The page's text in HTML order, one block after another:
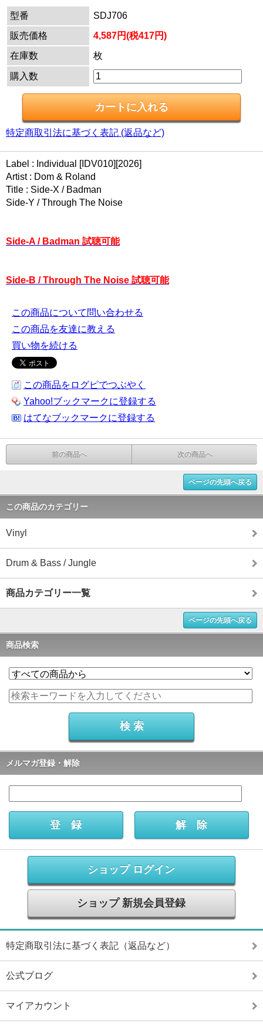
型番
SDJ706
販売価格
4,587円(税417円)
在庫数
枚
購入数
特定商取引法に基づく表記 (返品など)
Label : Individual [IDV010][2026]
Artist : Dom & Roland
Title : Side-X / Badman
Side-Y / Through The Noise
Side-A / Badman 試聴可能
Side-B / Through The Noise 試聴可能
この商品について問い合わせる
この商品を友達に教える
買い物を続ける
この商品をログピでつぶやく
Yahoo!ブックマークに登録する
はてなブックマークに登録する
前の商品へ 次の商品へ
ページの先頭へ戻る
この商品のカテゴリー
Vinyl
Drum & Bass / Jungle
商品カテゴリー一覧
ページの先頭へ戻る
商品検索
メルマガ登録・解除
ショップ ログイン
ショップ 新規会員登録
特定商取引法に基づく表記（返品など）
公式ブログ
マイアカウント